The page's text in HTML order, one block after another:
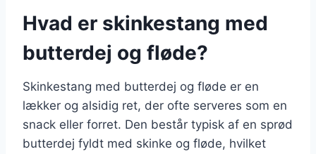
Hvad er skinkestang med
butterdej og fløde?
Skinkestang med butterdej og fløde er en
lækker og alsidig ret, der ofte serveres som en
snack eller forret. Den består typisk af en sprød
butterdej fyldt med skinke og fløde, hvilket